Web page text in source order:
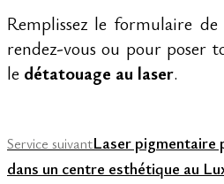
Remplissez le formulaire
rendez-vous ou pour poser
le détatouage au laser.
Service suivantLaser pigmentaire
dans un centre esthétique au